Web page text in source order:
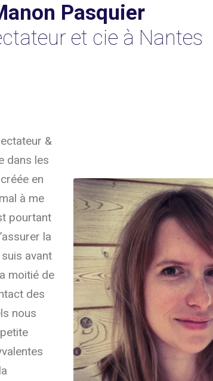
Pasquier
et cie à Nantes
&
dans les
en
à me
pourtant
la
avant
moitié de
des
nous